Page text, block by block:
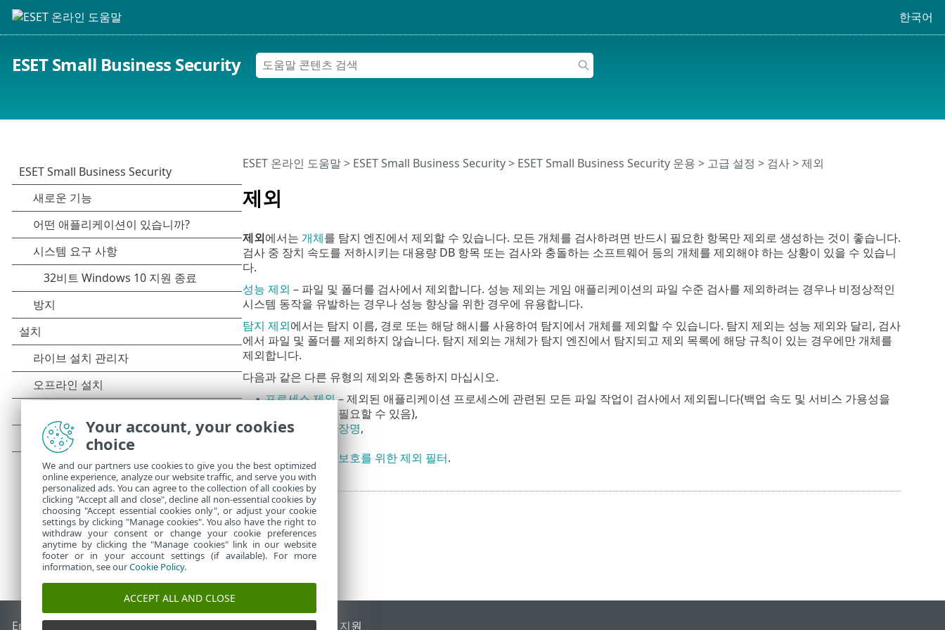
한국어
ESET Small Business Security
제외
ESET 온라인 도움말> ESET Small Business Security> ESET Small Business Security 운용 > 고급 설정 > 검사> 제외
제외에서는 개체를 탐지 엔진에서 제외할 수 있습니다. 모든 개체를 검사하려면 반드시 필요한 항목만 제외로 생성하는 것이 좋습니다.
검사 중 장치 속도를 저하시키는 대용량 DB 항목 또는 검사와 충돌하는 소프트웨어 등의 개체를 제외해야 하는 상황이 있을 수 있습니
다.
성능 제외 – 파일 및 폴더를 검사에서 제외합니다. 성능 제외는 게임 애플리케이션의 파일 수준 검사를 제외하려는 경우나 비정상적인
시스템 동작을 유발하는 경우나 성능 향상을 위한 경우에 유용합니다.
탐지 제외에서는 탐지 이름, 경로 또는 해당 해시를 사용하여 탐지에서 개체를 제외할 수 있습니다. 탐지 제외는 성능 제외와 달리, 검사
에서 파일 및 폴더를 제외하지 않습니다. 탐지 제외는 개체가 탐지 엔진에서 탐지되고 제외 목록에 해당 규칙이 있는 경우에만 개체를
제외합니다.
다음과 같은 다른 유형의 제외와 혼동하지 마십시오.
• 프로세스 제외– 제외된 애플리케이션 프로세스에 관련된 모든 파일 작업이 검사에서 제외됩니다(백업 속도 및 서비스 가용성을
향상시키는 데 필요할 수 있음),
• 제외된 파일 확장명,
클라우드 기반 보호를 위한 제외 필터.
End of Life 국가별 지원
Your account, your cookies
choice
We and our partners use cookies to give you the best optimized
online experience, analyze our website traffic, and serve you with
personalized ads. You can agree to the collection of all cookies by
clicking "Accept all and close", decline all non-essential cookies by
choosing "Accept essential cookies only", or adjust your cookie
settings by clicking "Manage cookies". You also have the right to
withdraw your consent or change your cookie preferences
anytime by clicking the "Manage cookies" link in our website
footer or in your account settings (if available). For more
information, see ourCookie Policy.
ACCEPT ALL AND CLOSE